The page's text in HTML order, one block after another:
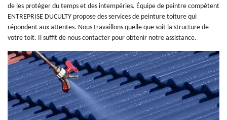
de les protéger du temps et des intempéries. Équipe de peintre compétent
ENTREPRISE DUCULTY propose des services de peinture toiture qui
répondent aux attentes. Nous travaillons quelle que soit la structure de
votre toit. Il suffit de nous contacter pour obtenir notre assistance.